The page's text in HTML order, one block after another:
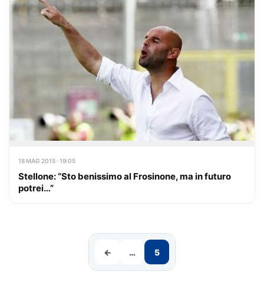
18 MAG 2015 · 19:05
Stellone: “Sto benissimo al Frosinone, ma in futuro
potrei…”
← … 5